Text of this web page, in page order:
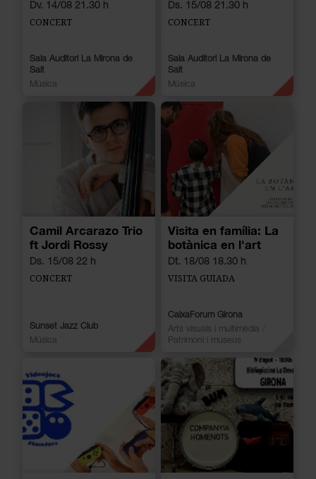
Dv. 14/08 21.30 h
CONCERT
Sala Auditori La Mirona de
Salt
Música
Ds. 15/08 21.30 h
CONCERT
Sala Auditori La Mirona de
Salt
Música
Camil Arcarazo Trio
ft Jordi Rossy
Ds. 15/08 22 h
CONCERT
Sunset Jazz Club
Música
Visita en família: La
botànica en l'art
Dt. 18/08 18.30 h
VISITA GUIADA
CaixaForum Girona
Arts visuals i multimèdia
Patrimoni i museus